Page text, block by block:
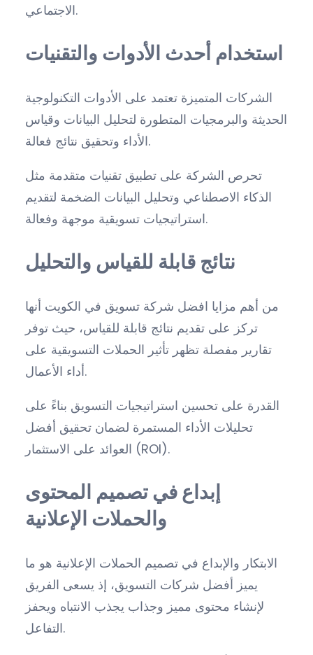
الاجتماعي.
استخدام أحدث الأدوات والتقنيات
الشركات المتميزة تعتمد على الأدوات التكنولوجية
الحديثة والبرمجيات المتطورة لتحليل البيانات وقياس
الأداء وتحقيق نتائج فعالة.
تحرص الشركة على تطبيق تقنيات متقدمة مثل
الذكاء الاصطناعي وتحليل البيانات الضخمة لتقديم
استراتيجيات تسويقية موجهة وفعالة.
نتائج قابلة للقياس والتحليل
من أهم مزايا افضل شركة تسويق في الكويت أنها
تركز على تقديم نتائج قابلة للقياس، حيث توفر
تقارير مفصلة تظهر تأثير الحملات التسويقية على
أداء الأعمال.
القدرة على تحسين استراتيجيات التسويق بناءً على
تحليلات الأداء المستمرة لضمان تحقيق أفضل
العوائد على الاستثمار (ROI).
إبداع في تصميم المحتوى
والحملات الإعلانية
الابتكار والإبداع في تصميم الحملات الإعلانية هو ما
يميز أفضل شركات التسويق، إذ يسعى الفريق
لإنشاء محتوى مميز وجذاب يجذب الانتباه ويحفز
التفاعل.